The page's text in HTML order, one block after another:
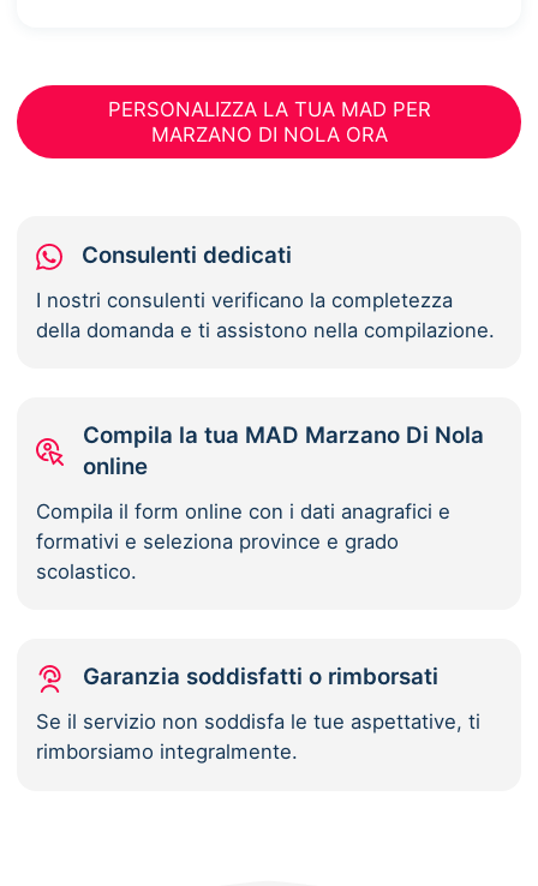
PERSONALIZZA LA TUA MAD PER
MARZANO DI NOLA ORA
Consulenti dedicati
I nostri consulenti verificano la completezza
della domanda e ti assistono nella compilazione.
Compila la tua MAD Marzano Di Nola
online
Compila il form online con i dati anagrafici e
formativi e seleziona province e grado
scolastico.
Garanzia soddisfatti o rimborsati
Se il servizio non soddisfa le tue aspettative, ti
rimborsiamo integralmente.